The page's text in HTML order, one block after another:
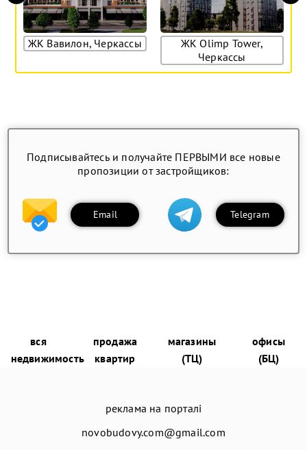
ЖК Вавилон, Черкассы
ЖК Olimp Tower,
Черкассы
Подписывайтесь и получайте ПЕРВЫМИ все новые
пропозиции от застройщиков:
Email Telegram
вся
недвижимость
продажа
квартир
магазины
(ТЦ)
офисы
(БЦ)
реклама на порталі
novobudovy.com@gmail.com